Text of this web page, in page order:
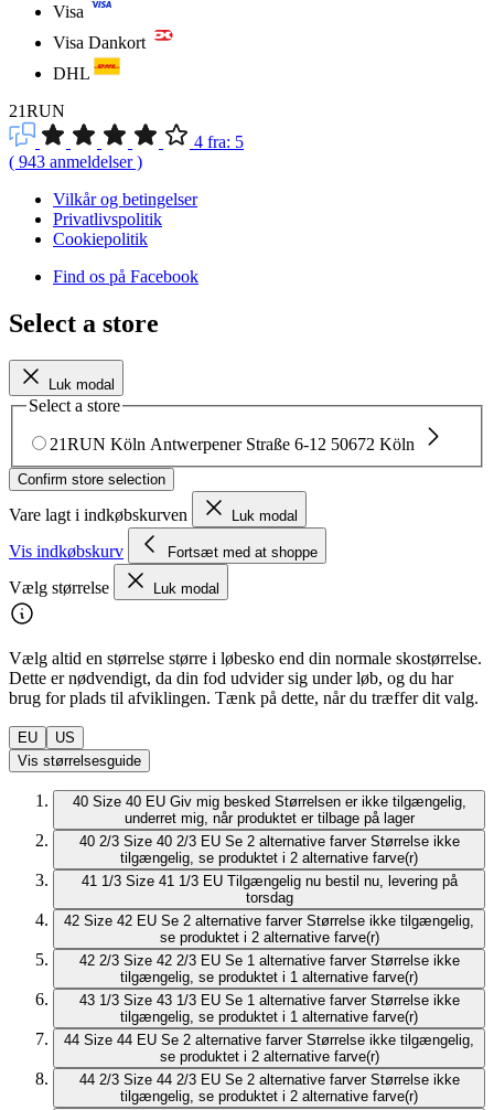
Visa
Visa Dankort
DHL
21RUN
4 fra: 5
( 943 anmeldelser)
Vilkår og betingelser
Privatlivspolitik
Cookiepolitik
Find os på Facebook
Select a store
Luk modal
Select a store
21RUN Köln Antwerpener Straße 6-12 50672 Köln
Confirm store selection
Vare lagt i indkøbskurven Luk modal
Vis indkøbskurv Fortsæt med at shoppe
Vælg størrelse Luk modal
Vælg altid en størrelse større i løbesko end din normale skostørrelse.
Dette er nødvendigt, da din fod udvider sig under løb, og du har
brug for plads til afviklingen. Tænk på dette, når du træffer dit valg.
EU
US
Vis størrelsesguide
40 Size 40 EU Giv mig besked Størrelsen er ikke tilgængelig,
underret mig, når produktet er tilbage på lager
40 2/3 Size 40 2/3 EU Se 2 alternative farver Størrelse ikke
tilgængelig, se produktet i 2 alternative farve(r)
41 1/3 Size 41 1/3 EU Tilgængelig nu bestil nu, levering på
torsdag
42 Size 42 EU Se 2 alternative farver Størrelse ikke tilgængelig,
se produktet i 2 alternative farve(r)
42 2/3 Size 42 2/3 EU Se 1 alternative farver Størrelse ikke
tilgængelig, se produktet i 1 alternative farve(r)
43 1/3 Size 43 1/3 EU Se 1 alternative farver Størrelse ikke
tilgængelig, se produktet i 1 alternative farve(r)
44 Size 44 EU Se 2 alternative farver Størrelse ikke tilgængelig,
se produktet i 2 alternative farve(r)
44 2/3 Size 44 2/3 EU Se 2 alternative farver Størrelse ikke
tilgængelig, se produktet i 2 alternative farve(r)